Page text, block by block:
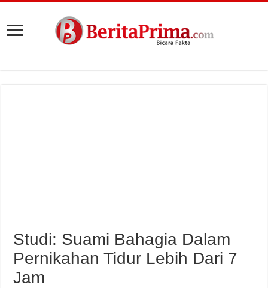
Studi: Suami Bahagia Dalam
Pernikahan Tidur Lebih Dari 7
Jam